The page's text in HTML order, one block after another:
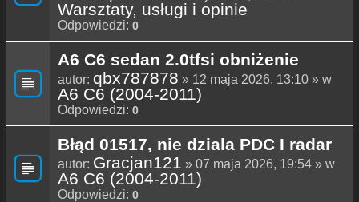
Warsztaty, usługi i opinie
Odpowiedzi: 0
A6 C6 sedan 2.0tfsi obniżenie
autor: qbx787878 » 12 maja 2026, 13:10 » w
A6 C6 (2004-2011)
Odpowiedzi: 0
Błąd 01517, nie dziala PDC I radar
autor: Gracjan121 » 07 maja 2026, 19:54 » w
A6 C6 (2004-2011)
Odpowiedzi: 0